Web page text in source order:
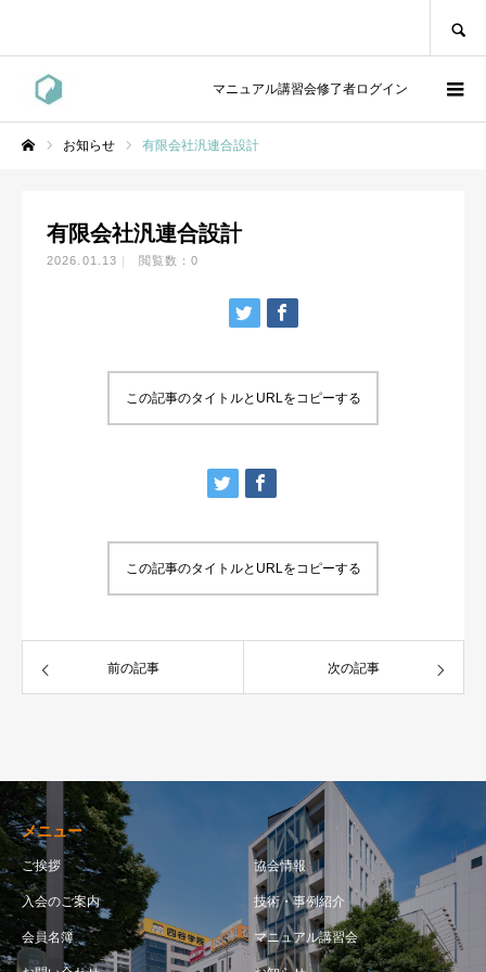
マニュアル講習会修了者ログイン
お知らせ 有限会社汎連合設計
有限会社汎連合設計
2026.01.13 閲覧数：0
この記事のタイトルとURLをコピーする
この記事のタイトルとURLをコピーする
前の記事 次の記事
メニュー
ご挨拶 協会情報
入会のご案内 技術・事例紹介
会員名簿 マニュアル講習会